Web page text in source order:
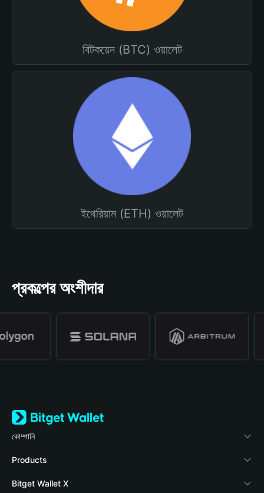
বিটকয়েন (BTC) ওয়ালেট
ইথেরিয়াম (ETH) ওয়ালেট
প্রকল্পের অংশীদার
কোম্পানি
Bitget Wallet সম্পর্কে
ব্লগ
Products
Crypto Card
Bitget Wallet X